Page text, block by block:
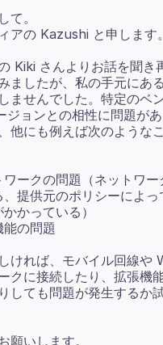
て。
Kiki さんよりお話を聞き
ましたが、私の手元にあ
ませんでした。特定のベ
ジョンとの相性に問題が
他にも例えば次のような
ワークの問題（ネットワー
、提供元のポリシーによ
かっている）
能の問題
ければ、モバイル回線や
クに接続したり、拡張機
しても問題が発生するか